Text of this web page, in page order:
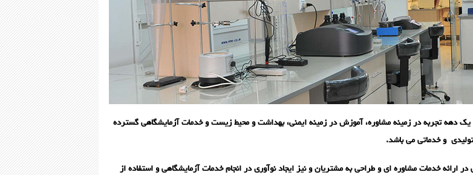
دهه تجربه در زمینه مشاوره، آموزش در زمینه ایمنی، بهداشت و محیط زیست و خدمات آزمایشگاهی گسترده
و خدماتی می باشد.
ارائه خدمات مشاوره ای و طراحی به مشتریان و نیز ایجاد نوآوری در انجام خدمات آزمایشگاهی و استفاده از